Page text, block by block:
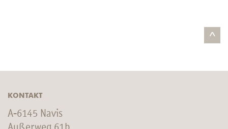
^
KONTAKT
A-6145 Navis